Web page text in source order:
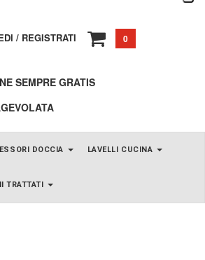
/ REGISTRATI 0
SEMPRE GRATIS
DOCCIA LAVELLI CUCINA
TRATTATI